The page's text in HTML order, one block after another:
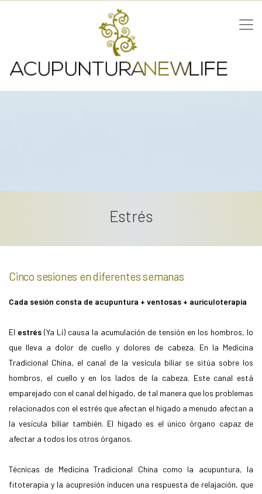
Estrés
Cinco sesiones en diferentes semanas
Cada sesión consta de acupuntura + ventosas + auriculoterapia
El estrés (Ya Li) causa la acumulación de tensión en los hombros, lo
que lleva a dolor de cuello y dolores de cabeza. En la Medicina
Tradicional China, el canal de la vesícula biliar se sitúa sobre los
hombros, el cuello y en los lados de la cabeza. Este canal está
emparejado con el canal del hígado, de tal manera que los problemas
relacionados con el estrés que afectan el hígado a menudo afectan a
la vesícula biliar también. El hígado es el único órgano capaz de
afectar a todos los otros órganos.
Técnicas de Medicina Tradicional China como la acupuntura, la
fitoterapia y la acupresión inducen una respuesta de relajación, que